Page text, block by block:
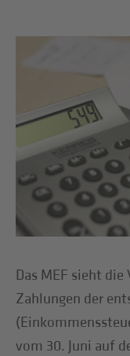
Das MEF sieht
Zahlungen der
vom 30. Juni auf